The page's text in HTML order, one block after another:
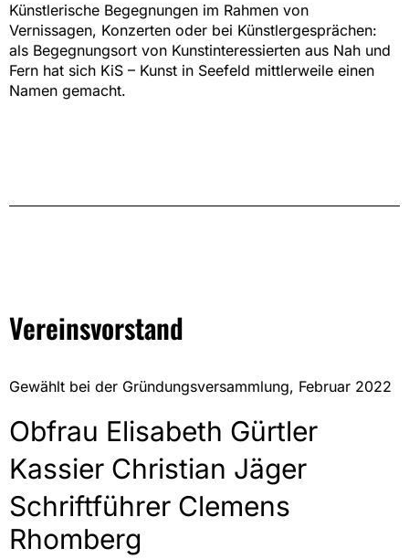
Künstlerische Begegnungen im Rahmen von
Vernissagen, Konzerten oder bei Künstlergesprächen:
als Begegnungsort von Kunstinteressierten aus Nah und
Fern hat sich KiS – Kunst in Seefeld mittlerweile einen
Namen gemacht.
Vereinsvorstand
Gewählt bei der Gründungsversammlung, Februar 2022
Obfrau Elisabeth Gürtler
Kassier Christian Jäger
Schriftführer Clemens
Rhomberg